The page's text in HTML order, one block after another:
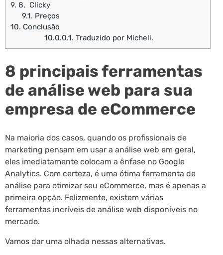
9. 8. Clicky
9.1. Preços
10. Conclusão
10.0.0.1. Traduzido por Micheli.
8 principais ferramentas
de análise web para sua
empresa de eCommerce
Na maioria dos casos, quando os profissionais de
marketing pensam em usar a análise web em geral,
eles imediatamente colocam a ênfase no Google
Analytics. Com certeza, é uma ótima ferramenta de
análise para otimizar seu eCommerce, mas é apenas a
primeira opção. Felizmente, existem várias
ferramentas incríveis de análise web disponíveis no
mercado.
Vamos dar uma olhada nessas alternativas.